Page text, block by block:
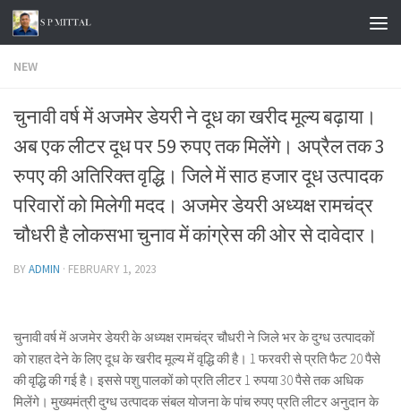
Skip to content
NEW
चुनावी वर्ष में अजमेर डेयरी ने दूध का खरीद मूल्य बढ़ाया।
अब एक लीटर दूध पर 59 रुपए तक मिलेंगे। अप्रैल तक 3
रुपए की अतिरिक्त वृद्धि। जिले में साठ हजार दूध उत्पादक
परिवारों को मिलेगी मदद। अजमेर डेयरी अध्यक्ष रामचंद्र
चौधरी है लोकसभा चुनाव में कांग्रेस की ओर से दावेदार।
BYADMIN · FEBRUARY 1, 2023
चुनावी वर्ष में अजमेर डेयरी के अध्यक्ष रामचंद्र चौधरी ने जिले भर के दुग्ध उत्पादकों
को राहत देने के लिए दूध के खरीद मूल्य में वृद्धि की है। 1 फरवरी से प्रति फैट 20 पैसे
की वृद्धि की गई है। इससे पशु पालकों को प्रति लीटर 1 रुपया 30 पैसे तक अधिक
मिलेंगे। मुख्यमंत्री दुग्ध उत्पादक संबल योजना के पांच रुपए प्रति लीटर अनुदान के